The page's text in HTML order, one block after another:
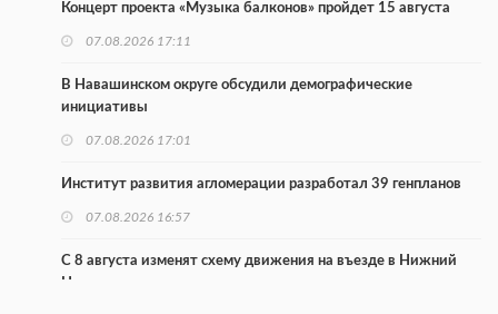
Концерт проекта «Музыка балконов» пройдет 15 августа
07.08.2026 17:11
В Навашинском округе обсудили демографические
инициативы
07.08.2026 17:01
Институт развития агломерации разработал 39 генпланов
07.08.2026 16:57
С 8 августа изменят схему движения на въезде в Нижний
Новгород